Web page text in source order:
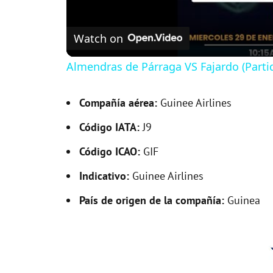
Watch on
Almendras de Párraga VS Fajardo
Compañía aérea: Guinee Airlines
Código IATA:J9
Código ICAO: GIF
Indicativo: Guinee Airlines
País de origen de la compañía: Guinea